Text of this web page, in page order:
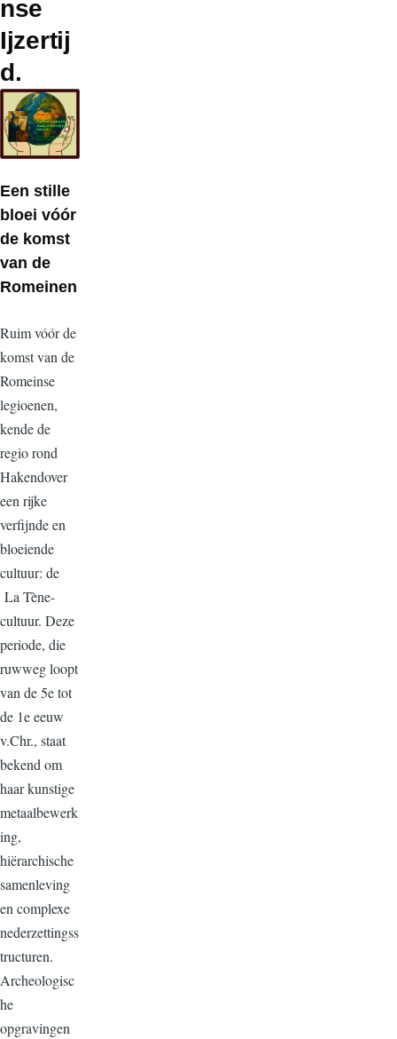
nse
Ijzertij
d.
Een stille
bloei vóór
de komst
van de
Romeinen
Ruimvóór de
komst van de
Romeinse
legioenen,
kende de
regio rond
Hakendover
een rijke
verfijnde en
bloeiende
cultuur: de
La Tène-
cultuur. Deze
periode, die
ruwweg loopt
van de 5e tot
de 1e eeuw
v.Chr., staat
bekend om
haarkunstige
metaalbewerk
ing,
hiërarchische
samenleving
encomplexe
nederzettingss
tructuren.
Archeologisc
he
opgravingen